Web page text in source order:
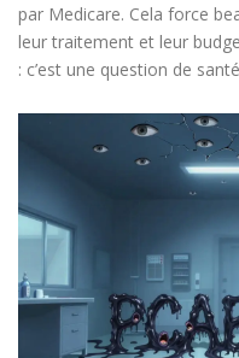
par Medicare. Cela force
leur traitement et leur
: c’est une question de